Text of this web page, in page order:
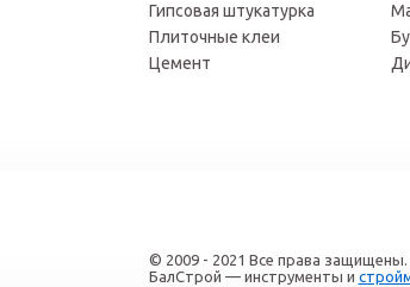
Гипсовая штукатурка
Плиточные клеи
Цемент
© 2009 - 2021 Все права защищены.
БалСтрой — инструменты и